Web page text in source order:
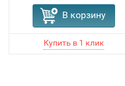
В корзину